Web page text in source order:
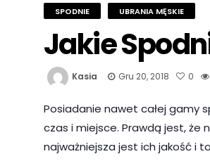
SPODNIE UBRANIA MĘSKIE
Jakie
Kasia Gru 20, 2018 0
Posiadanie nawet całej gamy
czas i miejsce. Prawdą jest, że
najważniejsza jest ich jakość i